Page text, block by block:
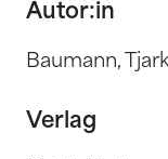
Autor:in
Baumann, Tjark
Verlag